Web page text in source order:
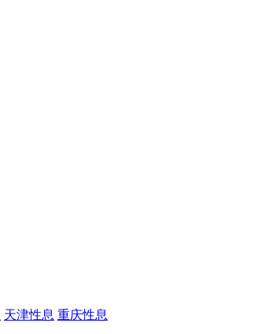
天津性息 重庆性息